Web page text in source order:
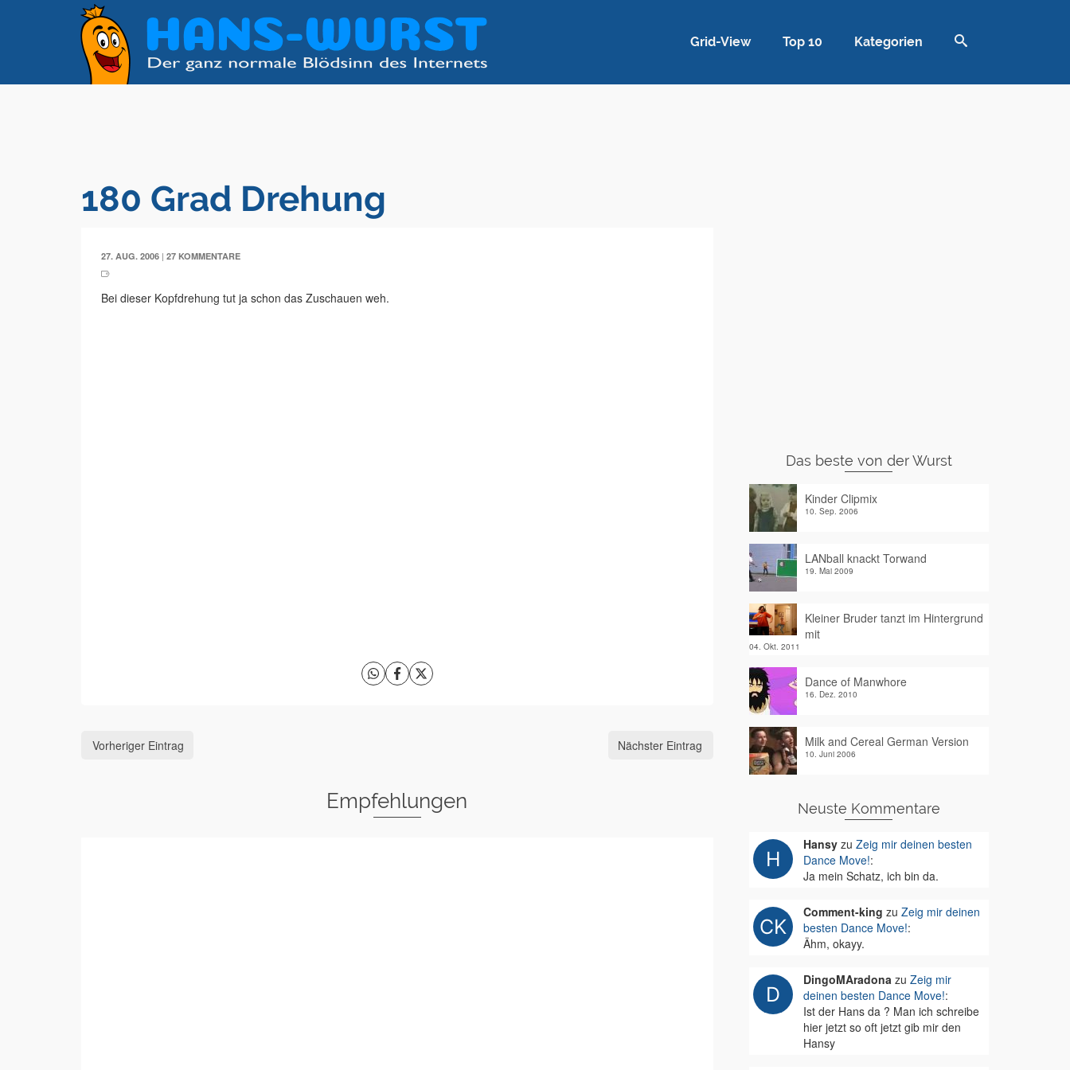
Grid-View Top 10 Kategorien
180 Grad Drehung
27. AUG. 2006 | 27 KOMMENTARE
Bei dieser Kopfdrehung tut ja schon das Zuschauen weh.
Vorheriger Eintrag Nächster Eintrag
Empfehlungen
Das beste von der Wurst
Kinder Clipmix
10. Sep. 2006
LANball knackt Torwand
19. Mai 2009
Kleiner Bruder tanzt im Hintergrund
mit
04. Okt. 2011
Dance of Manwhore
16. Dez. 2010
Milk and Cereal German Version
10. Juni 2006
Neuste Kommentare
Hansyzu Zeig mir deinen besten
Dance Move!:
Ja mein Schatz, ich bin da.
Comment-king zu Zeig mir deinen
besten Dance Move!:
Ähm, okayy.
DingoMAradonazu Zeig mir
deinen besten Dance Move!:
Ist der Hans da ? Man ich schreibe
hier jetzt so oft jetzt gib mir den
Hansy